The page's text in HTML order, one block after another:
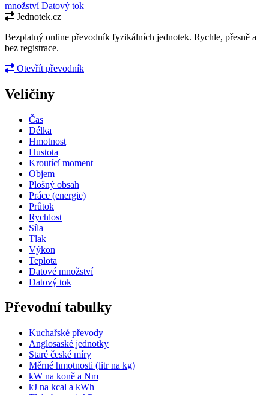
množstvíDatový tok
Jednotek.cz
Bezplatný online převodník fyzikálních jednotek. Rychle, přesně a
bez registrace.
Otevřít převodník
Veličiny
Čas
Délka
Hmotnost
Hustota
Kroutící moment
Objem
Plošný obsah
Práce (energie)
Průtok
Rychlost
Síla
Tlak
Výkon
Teplota
Datové množství
Datový tok
Převodní tabulky
Kuchařské převody
Anglosaské jednotky
Staré české míry
Měrné hmotnosti (litr na kg)
kW na koně a Nm
kJ na kcal a kWh